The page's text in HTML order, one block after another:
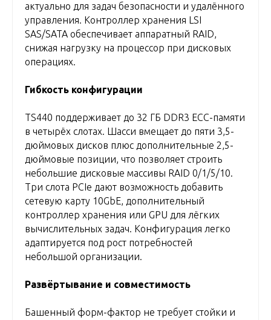
актуально для задач безопасности и удалённого
управления. Контроллер хранения LSI
SAS/SATA обеспечивает аппаратный RAID,
снижая нагрузку на процессор при дисковых
операциях.
Гибкость конфигурации
TS440 поддерживает до 32 ГБ DDR3 ECC-памяти
в четырёх слотах. Шасси вмещает до пяти 3,5-
дюймовых дисков плюс дополнительные 2,5-
дюймовые позиции, что позволяет строить
небольшие дисковые массивы RAID 0/1/5/10.
Три слота PCIe дают возможность добавить
сетевую карту 10GbE, дополнительный
контроллер хранения или GPU для лёгких
вычислительных задач. Конфигурация легко
адаптируется под рост потребностей
небольшой организации.
Развёртывание и совместимость
Башенный форм-фактор не требует стойки и